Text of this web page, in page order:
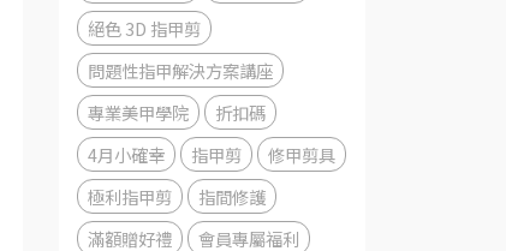
絕色 3D 指甲剪
問題性指甲解決方案講座
專業美甲學院
折扣碼
4月小確幸
指甲剪
修甲剪具
極利指甲剪
指間修護
滿額贈好禮
會員專屬福利